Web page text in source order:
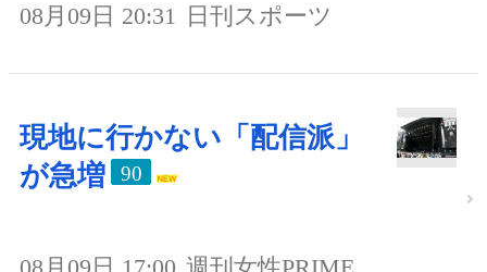
08月09日 20:31 日刊スポーツ
現地に行かない「配信派」
が急増
90